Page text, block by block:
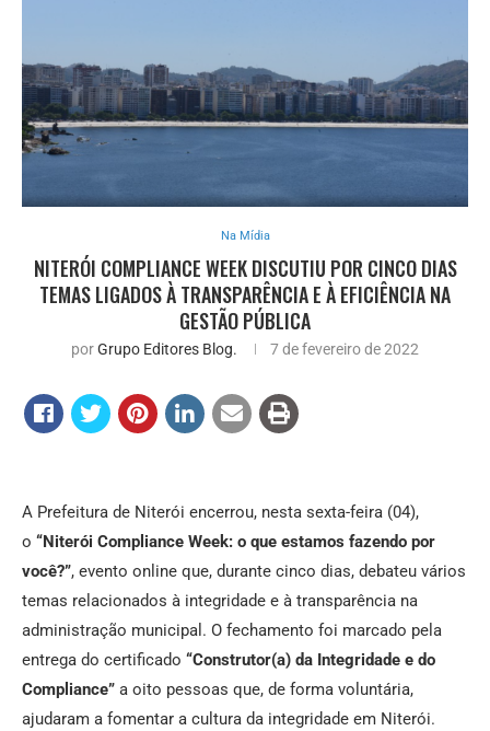
Na Mídia
NITERÓI COMPLIANCE WEEK DISCUTIU POR CINCO DIAS
TEMAS LIGADOS À TRANSPARÊNCIA E À EFICIÊNCIA NA
GESTÃO PÚBLICA
porGrupo Editores Blog. 7 de fevereiro de 2022
A Prefeitura de Niterói encerrou, nesta sexta-feira (04),
o “Niterói Compliance Week: o que estamos fazendo por
você?”, evento online que, durante cinco dias, debateu vários
temas relacionados à integridade e à transparência na
administração municipal. O fechamento foi marcado pela
entrega do certificado “Construtor(a) da Integridade e do
Compliance” a oito pessoas que, de forma voluntária,
ajudaram a fomentar a cultura da integridade em Niterói.